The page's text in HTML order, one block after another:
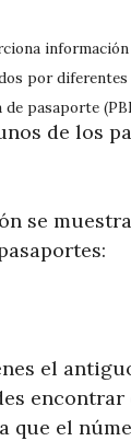
por
pasaporte
de los
se
el
encontrar
que el